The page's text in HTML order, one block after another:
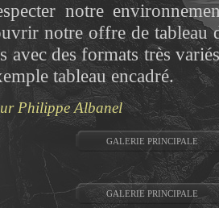
notre
notre offre de tableau
avec des formats très
tableau encadré.
Philippe Albanel
GALERIE PRINCIPALE
GALERIE PRINCIPALE